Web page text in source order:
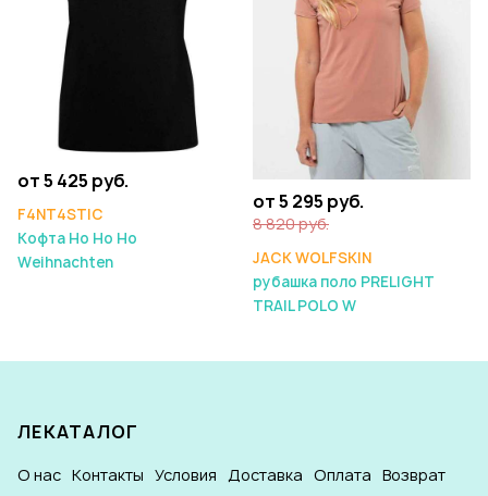
от 5 425 руб.
F4NT4STIC
Кофта Ho Ho Ho
Weihnachten
от 5 295 руб.
8 820 руб.
JACK WOLFSKIN
рубашка поло PRELIGHT
TRAIL POLO W
ЛЕКАТАЛОГ
О нас Контакты Условия Доставка Оплата Возврат